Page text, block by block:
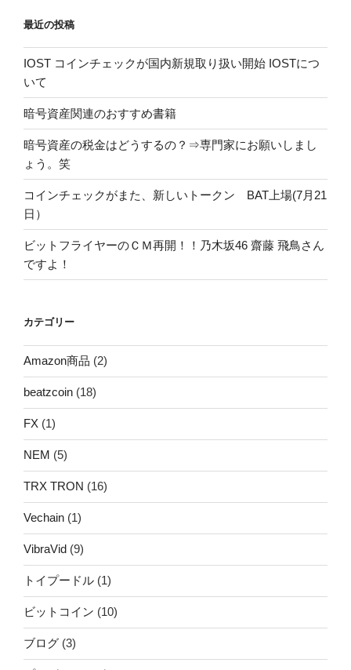
最近の投稿
IOST コインチェックが国内新規取り扱い開始 IOSTにつ
いて
暗号資産関連のおすすめ書籍
暗号資産の税金はどうするの？⇒専門家にお願いしまし
ょう。笑
コインチェックがまた、新しいトークン BAT上場(7月21
日）
ビットフライヤーのＣＭ再開！！乃木坂46 齋藤 飛鳥さん
ですよ！
カテゴリー
Amazon商品 (2)
beatzcoin (18)
FX (1)
NEM (5)
TRX TRON (16)
Vechain (1)
VibraVid (9)
トイプードル (1)
ビットコイン (10)
ブログ (3)